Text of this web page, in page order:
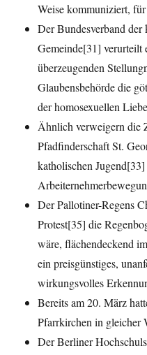
Weise kommuniziert,
Der Bundesverband
Gemeinde[31] verurteilt
überzeugenden
Glaubensbehörde die
der homosexuellen
Ähnlich verweigern die
Pfadfinderschaft St.
katholischen
Der Pallotiner-Regens
Protest[35] die
wäre, flächendeckend
ein preisgünstiges,
wirkungsvolles
Bereits am 20. März
Pfarrkirchen in gleicher
Der Berliner